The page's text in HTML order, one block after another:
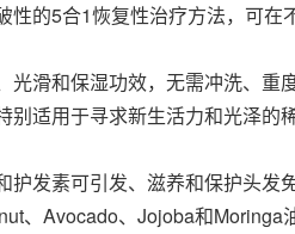
的5合1恢复性治疗方法，可在
滑和保湿功效，无需冲洗、
适用于寻求新生活力和光泽的
发素可引发、滋养和保护头
、Avocado、Jojoba和